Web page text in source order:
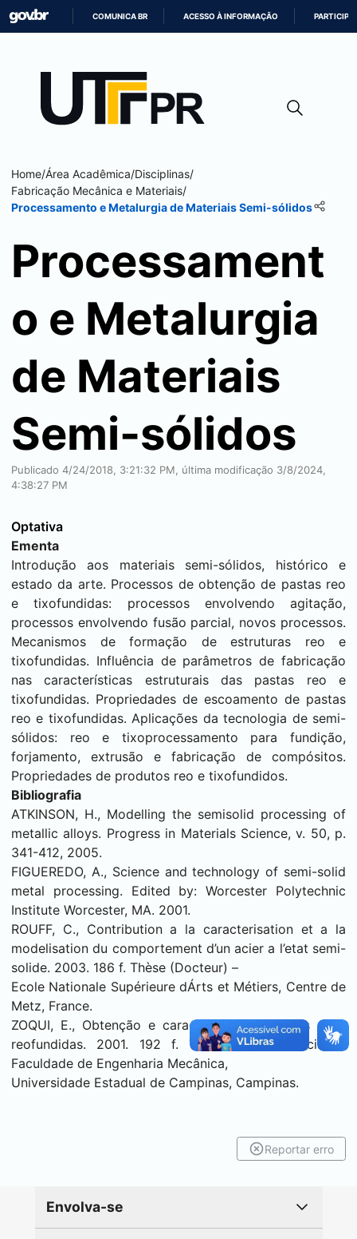
CONTEÚDO
COMUNICA BR ACESSO À INFORMAÇÃO PARTICIPE
Home/Área Acadêmica/Disciplinas/
Fabricação Mecânica e Materiais/
Processamento e Metalurgia de Materiais Semi-sólidos
Processament
o e Metalurgia
de Materiais
Semi-sólidos
Publicado 4/24/2018, 3:21:32 PM, última modificação 3/8/2024,
4:38:27 PM
Optativa
Ementa
Introdução aos materiais semi-sólidos, histórico e
estado da arte. Processos de obtenção de pastas reo
e tixofundidas: processos envolvendo agitação,
processos envolvendo fusão parcial, novos processos.
Mecanismos de formação de estruturas reo e
tixofundidas. Influência de parâmetros de fabricação
nas características estruturais das pastas reo e
tixofundidas. Propriedades de escoamento de pastas
reo e tixofundidas. Aplicações da tecnologia de semi-
sólidos: reo e tixoprocessamento para fundição,
forjamento, extrusão e fabricação de compósitos.
Propriedades de produtos reo e tixofundidos.
Bibliografia
ATKINSON, H., Modelling the semisolid processing of
metallic alloys. Progress in Materials Science, v. 50, p.
341-412, 2005.
FIGUEREDO, A., Science and technology of semi-solid
metal processing. Edited by: Worcester Polytechnic
Institute Worcester, MA. 2001.
ROUFF, C., Contribution a la caracterisation et a la
modelisation du comportement d’un acier a l’etat semi-
solide. 2003. 186 f. Thèse (Docteur) –
Ecole Nationale Supérieure dÁrts et Métiers, Centre de
Metz, France.
ZOQUI, E., Obtenção e caracterização de ligas Al-Si
reofundidas. 2001. 192 f. Tese (Livre-Docência) –
Faculdade de Engenharia Mecânica,
Universidade Estadual de Campinas, Campinas.
Reportar erro
Envolva-se